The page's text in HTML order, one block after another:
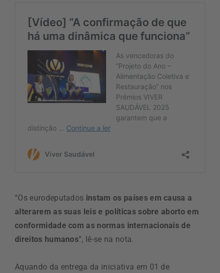
“Os eurodeputados instam os países em causa a
alterarem as suas leis e políticas sobre aborto em
conformidade com as normas internacionais de
direitos humanos”, lê-se na nota.
Aquando da entrega da iniciativa em 01 de